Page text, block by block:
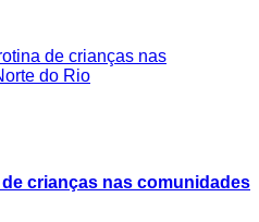
crianças nas comunidades